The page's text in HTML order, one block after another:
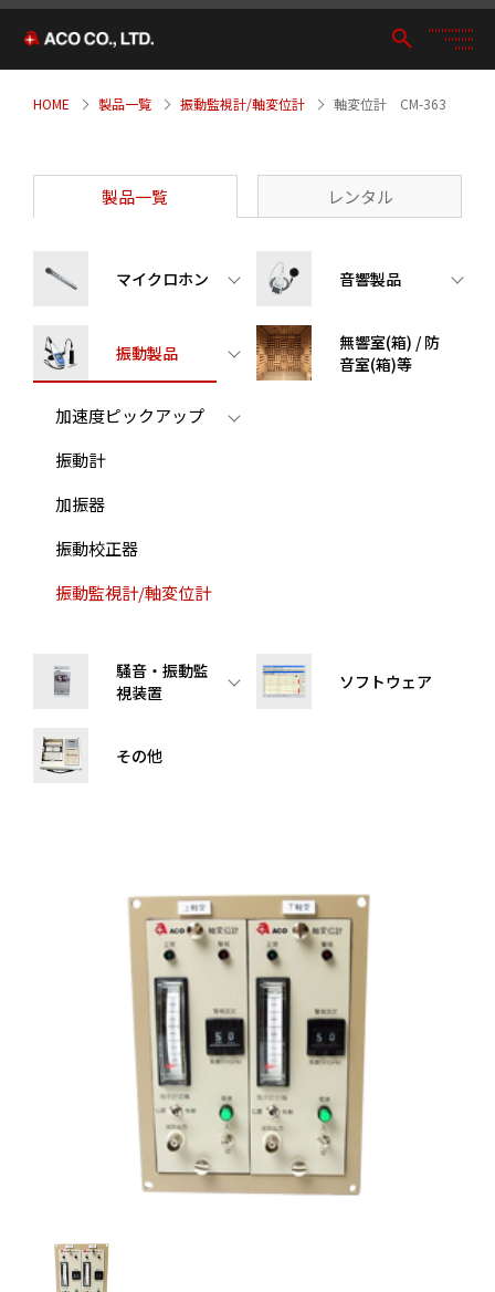
HOME 製品一覧 振動監視計/軸変位計 軸変位計 CM-363
製品一覧 レンタル
マイクロホン 音響製品
振動製品
加速度ピックアップ
振動計
加振器
振動校正器
振動監視計/軸変位計
無響室(箱) / 防
音室(箱)等
騒音・振動監
視装置
ソフトウェア
その他